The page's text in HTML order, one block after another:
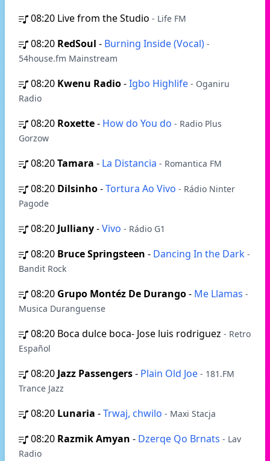
08:20 Live from the Studio - Life FM
08:20 RedSoul - Burning Inside (Vocal) -
54house.fm Mainstream
08:20 Kwenu Radio-Igbo Highlife - Oganiru
Radio
08:20 Roxette- How do You do - Radio Plus
Gorzow
08:20Tamara - La Distancia - Romantica FM
08:20 Dilsinho-Tortura Ao Vivo - Rádio Ninter
Pagode
08:20 Julliany-Vivo - Rádio G1
08:20 Bruce Springsteen - Dancing In the Dark -
Bandit Rock
08:20 Grupo Montéz De Durango- Me Llamas -
Musica Duranguense
08:20 Boca dulce boca- Jose luis rodriguez - Retro
Español
08:20 Jazz Passengers- Plain Old Joe - 181.FM
Trance Jazz
08:20 Lunaria -Trwaj, chwilo - Maxi Stacja
08:20 Razmik Amyan - Dzerqe Qo Brnats - Lav
Radio